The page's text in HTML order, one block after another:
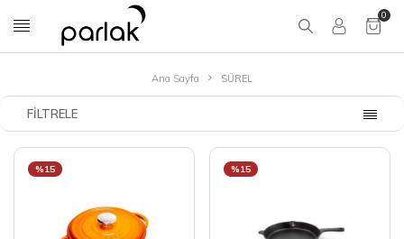
0
Ana Sayfa SÜREL
FILTRELE
%15 %15